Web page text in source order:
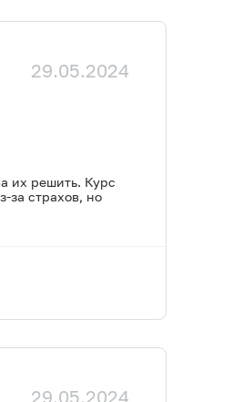
29.05.2024
их решить. Курс
за страхов, но
29.05.2024